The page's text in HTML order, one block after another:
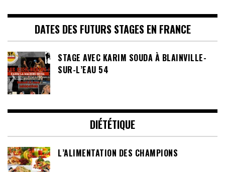
DATES DES FUTURS STAGES EN FRANCE
STAGE AVEC KARIM SOUDA À BLAINVILLE-
SUR-L’EAU 54
DIÉTÉTIQUE
L’ALIMENTATION DES CHAMPIONS